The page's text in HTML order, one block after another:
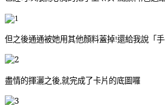
但之後通通被她用其他顏料蓋掉!還給我說「
盡情的揮灑之後就完成了卡片的底圖囉